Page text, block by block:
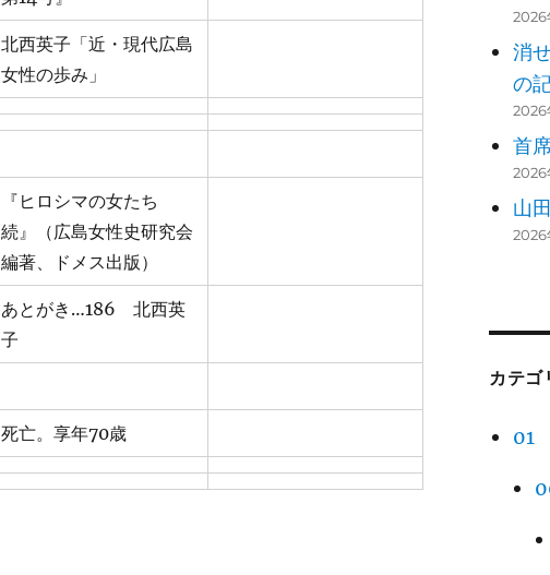
北西英子「近・現代広島
女性の歩み」
『ヒロシマの女たち
続』（広島女性史研究会
編著、ドメス出版）
あとがき…186 北西英
子
死亡。享年70歳
2026
消
の
2026
首
2026
山
2026
カテゴ
01